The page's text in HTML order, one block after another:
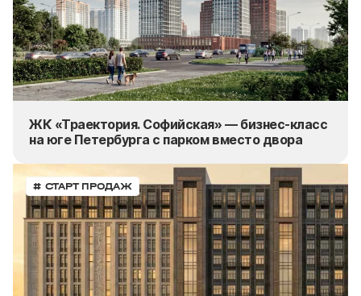
ЖК «Траектория. Софийская» — бизнес-класс
на юге Петербурга с парком вместо двора
# СТАРТ ПРОДАЖ